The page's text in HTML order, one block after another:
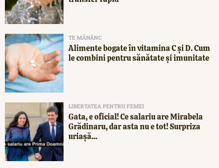
TE MĂNÂNC
Alimente bogate în vitamina C și D. Cum
le combini pentru sănătate și imunitate
LIBERTATEA PENTRU FEMEI
Gata, e oficial! Ce salariu are Mirabela
Grădinaru, dar asta nu e tot! Surpriza
uriașă...